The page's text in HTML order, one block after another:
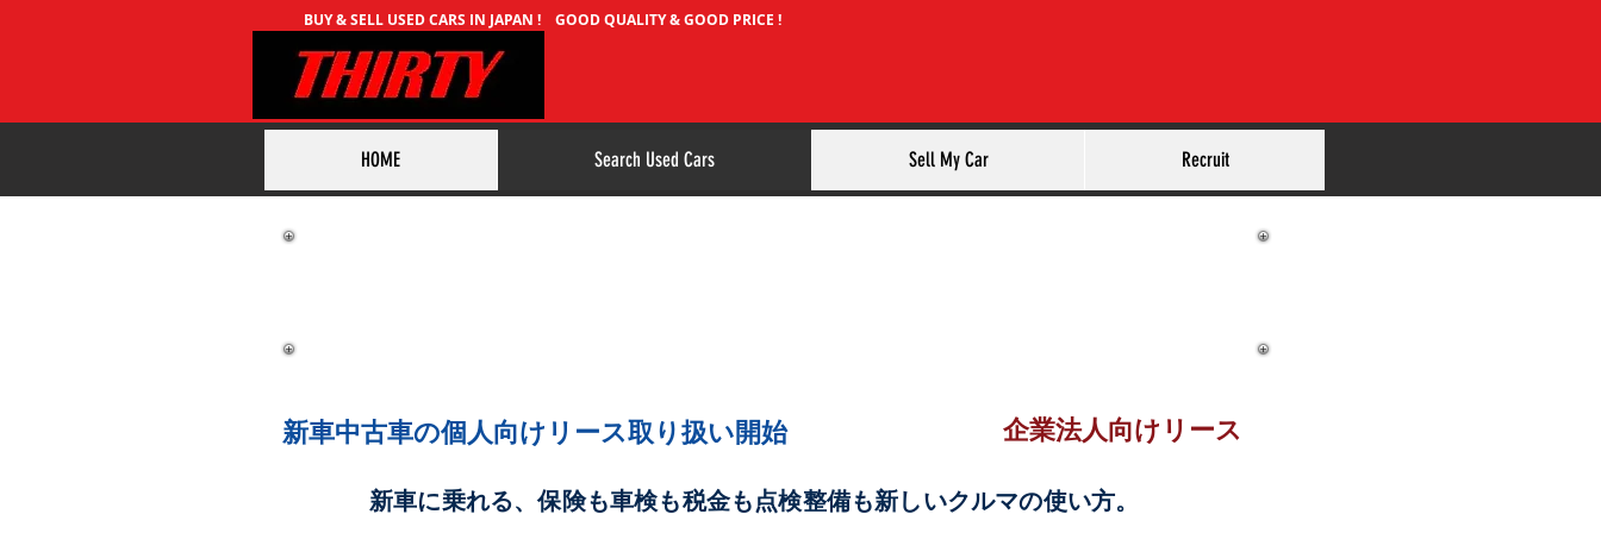
BUY & SELL USED CARS IN JAPAN ! GOOD QUALITY & GOOD PRICE !
新車中古車の個人向けリース取り扱い開始 企業法人向けリース
新車に乗れる、保険も車検も税金も点検整備も新しいクルマの使い方。
HOME Search Used Cars Sell My Car Recruit